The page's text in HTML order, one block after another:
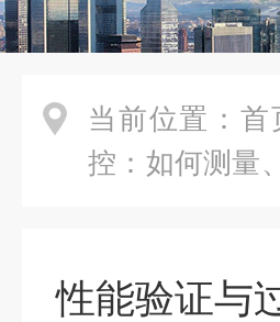
当前位置： 首
控：如何测量
性能验证与